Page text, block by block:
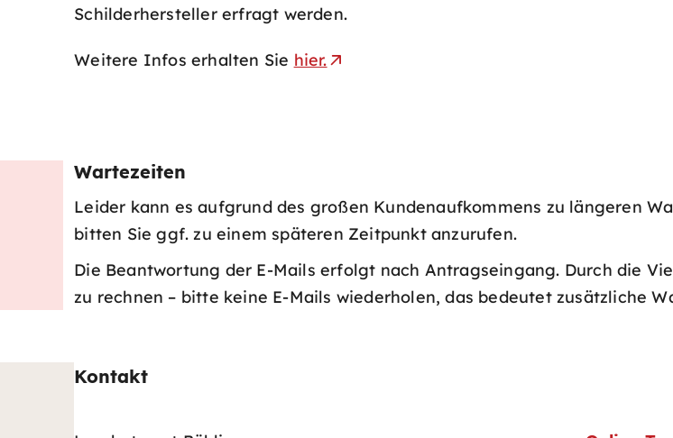
Schilderhersteller erfragt werden.
Weitere Infos erhalten Sie hier.
Wartezeiten
Leider kann es aufgrund des großen Kundenaufkommens zu längeren
bitten Sie ggf. zu einem späteren Zeitpunkt anzurufen.
Die Beantwortung der E-Mails erfolgt nach Antragseingang. Durch die
zu rechnen – bitte keine E-Mails wiederholen, das bedeutet zusätzliche
Kontakt